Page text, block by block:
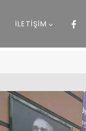
İLETİŞİM